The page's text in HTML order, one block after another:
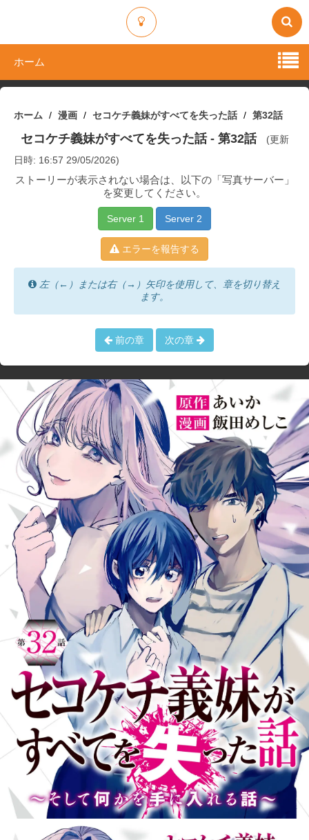
ホーム
ホーム 漫画 セコケチ義妹がすべてを失った話 第32話
セコケチ義妹がすべてを失った話- 第32話
(更新
日時: 16:57 29/05/2026)
ストーリーが表示されない場合は、以下の「写真サーバー」
を変更してください。
Server 1 Server 2
エラーを報告する
左（←）または右（→）矢印を使用して、章を切り替え
ます。
前の章 次の章